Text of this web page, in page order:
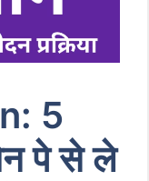
5
पे से ले